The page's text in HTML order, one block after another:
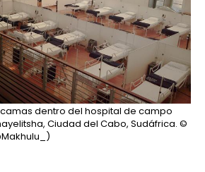
dentro del hospital de campo
Ciudad del Cabo, Sudáfrica. ©